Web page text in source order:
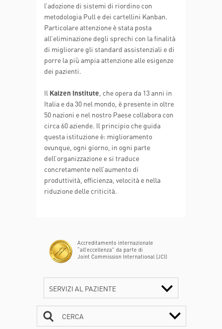
l’adozione di sistemi di riordino con
metodologia Pull e dei cartellini Kanban.
Particolare attenzione è stata posta
all’eliminazione degli sprechi con la finalità
di migliorare gli standard assistenziali e di
porre la più ampia attenzione alle esigenze
dei pazienti.
Il Kaizen Institute , che opera da 13 anni in
Italia e da 30 nel mondo, è presente in oltre
50 nazioni e nel nostro Paese collabora con
circa 60 aziende. Il principio che guida
questa istituzione è: miglioramento
ovunque, ogni giorno, in ogni parte
dell’organizzazione e si traduce
concretamente nell’aumento di
produttività, efficienza, velocità e nella
riduzione delle criticità.
Accreditamento internazionale
“all’eccellenza” da parte di
Joint Commission International (JCI)
SERVIZI AL PAZIENTE
CERCA